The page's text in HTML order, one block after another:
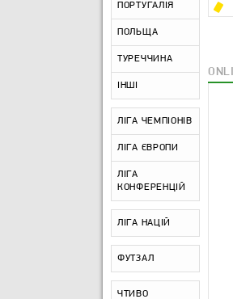
ПОРТУГАЛІЯ
ПОЛЬЩА
ТУРЕЧЧИНА
ІНШІ
ЛІГА ЧЕМПІОНІВ
ЛІГА ЄВРОПИ
ЛІГА
КОНФЕРЕНЦІЙ
ЛІГА НАЦІЙ
ФУТЗАЛ
ЧТИВО